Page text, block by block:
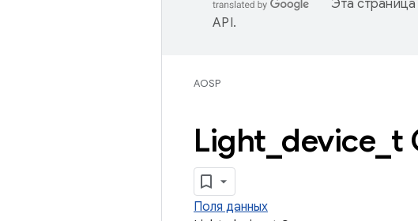
Эта
API.
AOSP
Light device t
Поля данных